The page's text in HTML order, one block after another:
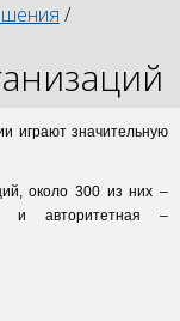
/
играют значительную
около 300 из них –
и авторитетная –